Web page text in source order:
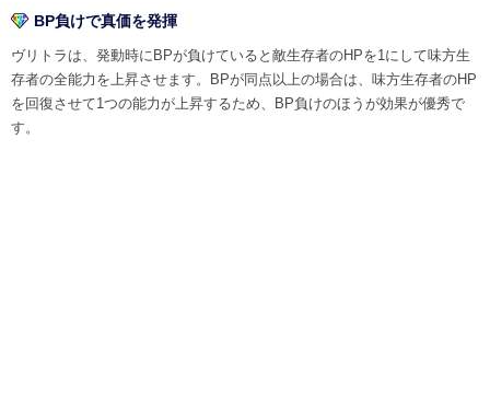
BP負けで真価を発揮
ヴリトラは、発動時にBPが負けていると敵生存者のHPを1にして味方生
存者の全能力を上昇させます。BPが同点以上の場合は、味方生存者のHP
を回復させて1つの能力が上昇するため、BP負けのほうが効果が優秀で
す。